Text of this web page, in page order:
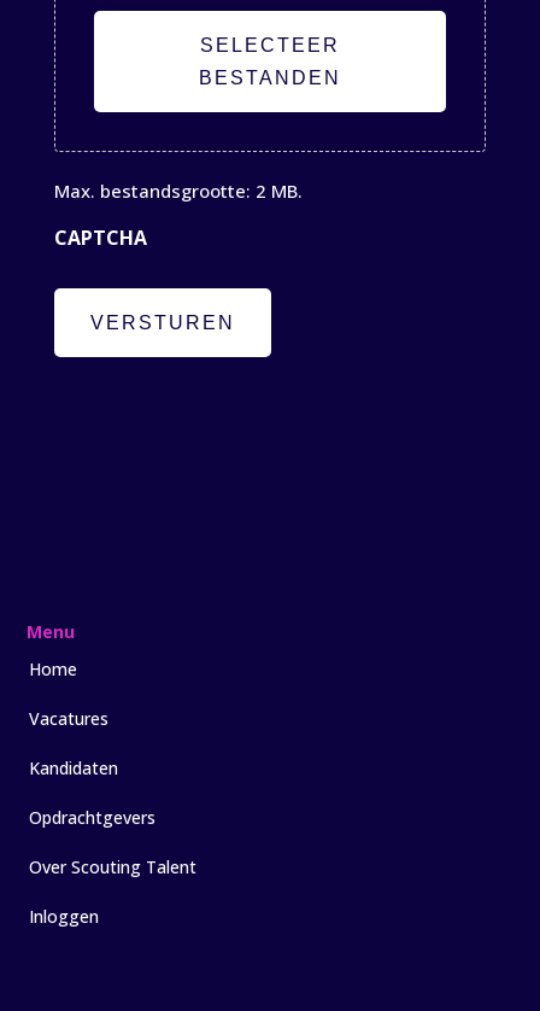
SELECTEER
BESTANDEN
Max. bestandsgrootte: 2 MB.
CAPTCHA
VERSTUREN
Menu
Home
Vacatures
Kandidaten
Opdrachtgevers
Over Scouting Talent
Inloggen